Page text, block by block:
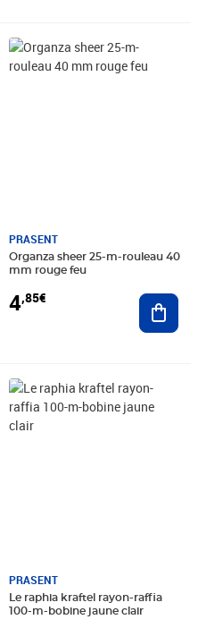
au panier
PRASENT
Organza sheer 25-m-rouleau 40
mm rouge feu
4,85€
Prix 4,85€
PRASENT
Le raphia kraftel rayon-raffia
100-m-bobine jaune clair
Prix 6,49€